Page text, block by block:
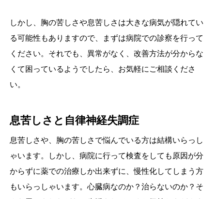
しかし、胸の苦しさや息苦しさは大きな病気が隠れてい
る可能性もありますので、まずは病院での診察を行って
ください。それでも、異常がなく、改善方法が分からな
くて困っているようでしたら、お気軽にご相談くださ
い。
息苦しさと自律神経失調症
息苦しさや、胸の苦しさで悩んでいる方は結構いらっし
ゃいます。しかし、病院に行って検査をしても原因が分
からずに薬での治療しか出来ずに、慢性化してしまう方
もいらっしゃいます。心臓病なのか？治らないのか？そ